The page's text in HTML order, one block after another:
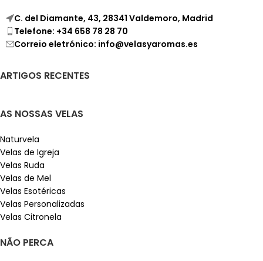
C. del Diamante, 43, 28341 Valdemoro, Madrid
Telefone: +34 658 78 28 70
Correio eletrónico: info@velasyaromas.es
ARTIGOS RECENTES
AS NOSSAS VELAS
Naturvela
Velas de Igreja
Velas Ruda
Velas de Mel
Velas Esotéricas
Velas Personalizadas
Velas Citronela
NÃO PERCA